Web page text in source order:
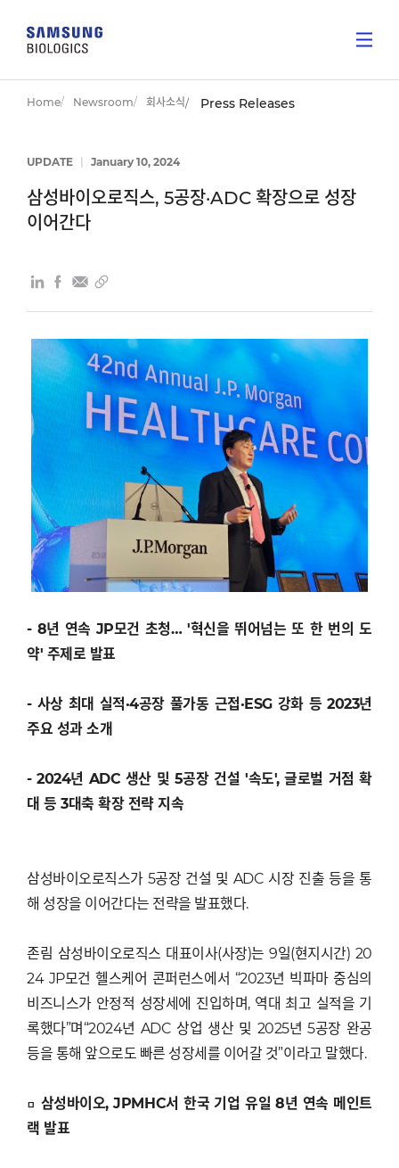
Home Newsroom 회사소식 Press Releases
UPDATE January 10, 2024
삼성바이오로직스, 5공장·ADC 확장으로 성장
이어간다
- 8년 연속 JP모건 초청… '혁신을 뛰어넘는 또 한 번의 도
약' 주제로 발표
- 사상 최대 실적·4공장 풀가동 근접·ESG 강화 등 2023년
주요 성과 소개
- 2024년 ADC 생산 및 5공장 건설 '속도', 글로벌 거점 확
대 등 3대축 확장 전략 지속
삼성바이오로직스가 5공장 건설 및 ADC 시장 진출 등을 통
해 성장을 이어간다는 전략을 발표했다.
존림 삼성바이오로직스 대표이사(사장)는 9일(현지시간) 20
24 JP모건 헬스케어 콘퍼런스에서 “2023년 빅파마 중심의
비즈니스가 안정적 성장세에 진입하며, 역대 최고 실적을 기
록했다”며“2024년 ADC 상업 생산 및 2025년 5공장 완공
등을 통해 앞으로도 빠른 성장세를 이어갈 것”이라고 말했다.
□ 삼성바이오, JPMHC서 한국 기업 유일 8년 연속 메인트
랙 발표